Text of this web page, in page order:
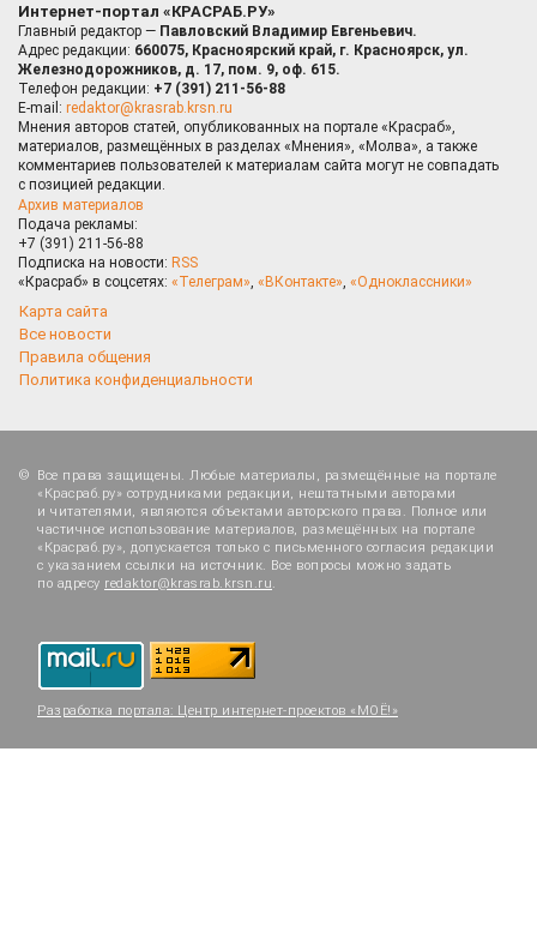
Интернет-портал «КРАСРАБ.РУ»
Главный редактор — Павловский Владимир Евгеньевич.
Адрес редакции: 660075, Красноярский край, г. Красноярск, ул.
Железнодорожников, д. 17, пом. 9, оф. 615.
Телефон редакции: +7 (391) 211-56-88
E-mail: redaktor@krasrab.krsn.ru
Мнения авторов статей, опубликованных на портале «Красраб»,
материалов, размещённых в разделах «Мнения», «Молва», а также
комментариев пользователей к материалам сайта могут не совпадать
с позицией редакции.
Архив материалов
Подача рекламы:
+7 (391) 211-56-88
Подписка на новости: RSS
«Красраб» в соцсетях: «Телеграм» «ВКонтакте» «Одноклассники»
Карта сайта
Все новости
Правила общения
Политика конфиденциальности
Все права защищены. Любые материалы, размещённые на портале
«Красраб.ру» сотрудниками редакции, нештатными авторами
и читателями, являются объектами авторского права. Полное или
частичное использование материалов, размещённых на портале
«Красраб.ру», допускается только с письменного согласия редакции
с указанием ссылки на источник. Все вопросы можно задать
по адресу redaktor@krasrab.krsn.ru.
Разработка портала: Центр интернет-проектов «МОЁ!»